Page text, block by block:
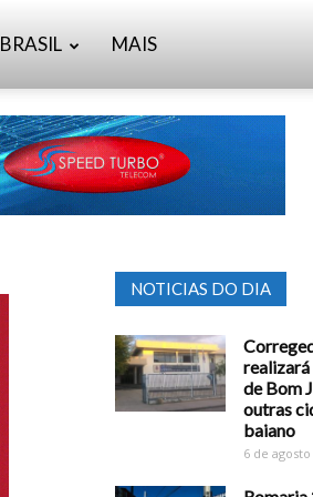
BRASIL MAIS
NOTICIAS DO DIA
realizará
de Bom
outras
baiano
6 de